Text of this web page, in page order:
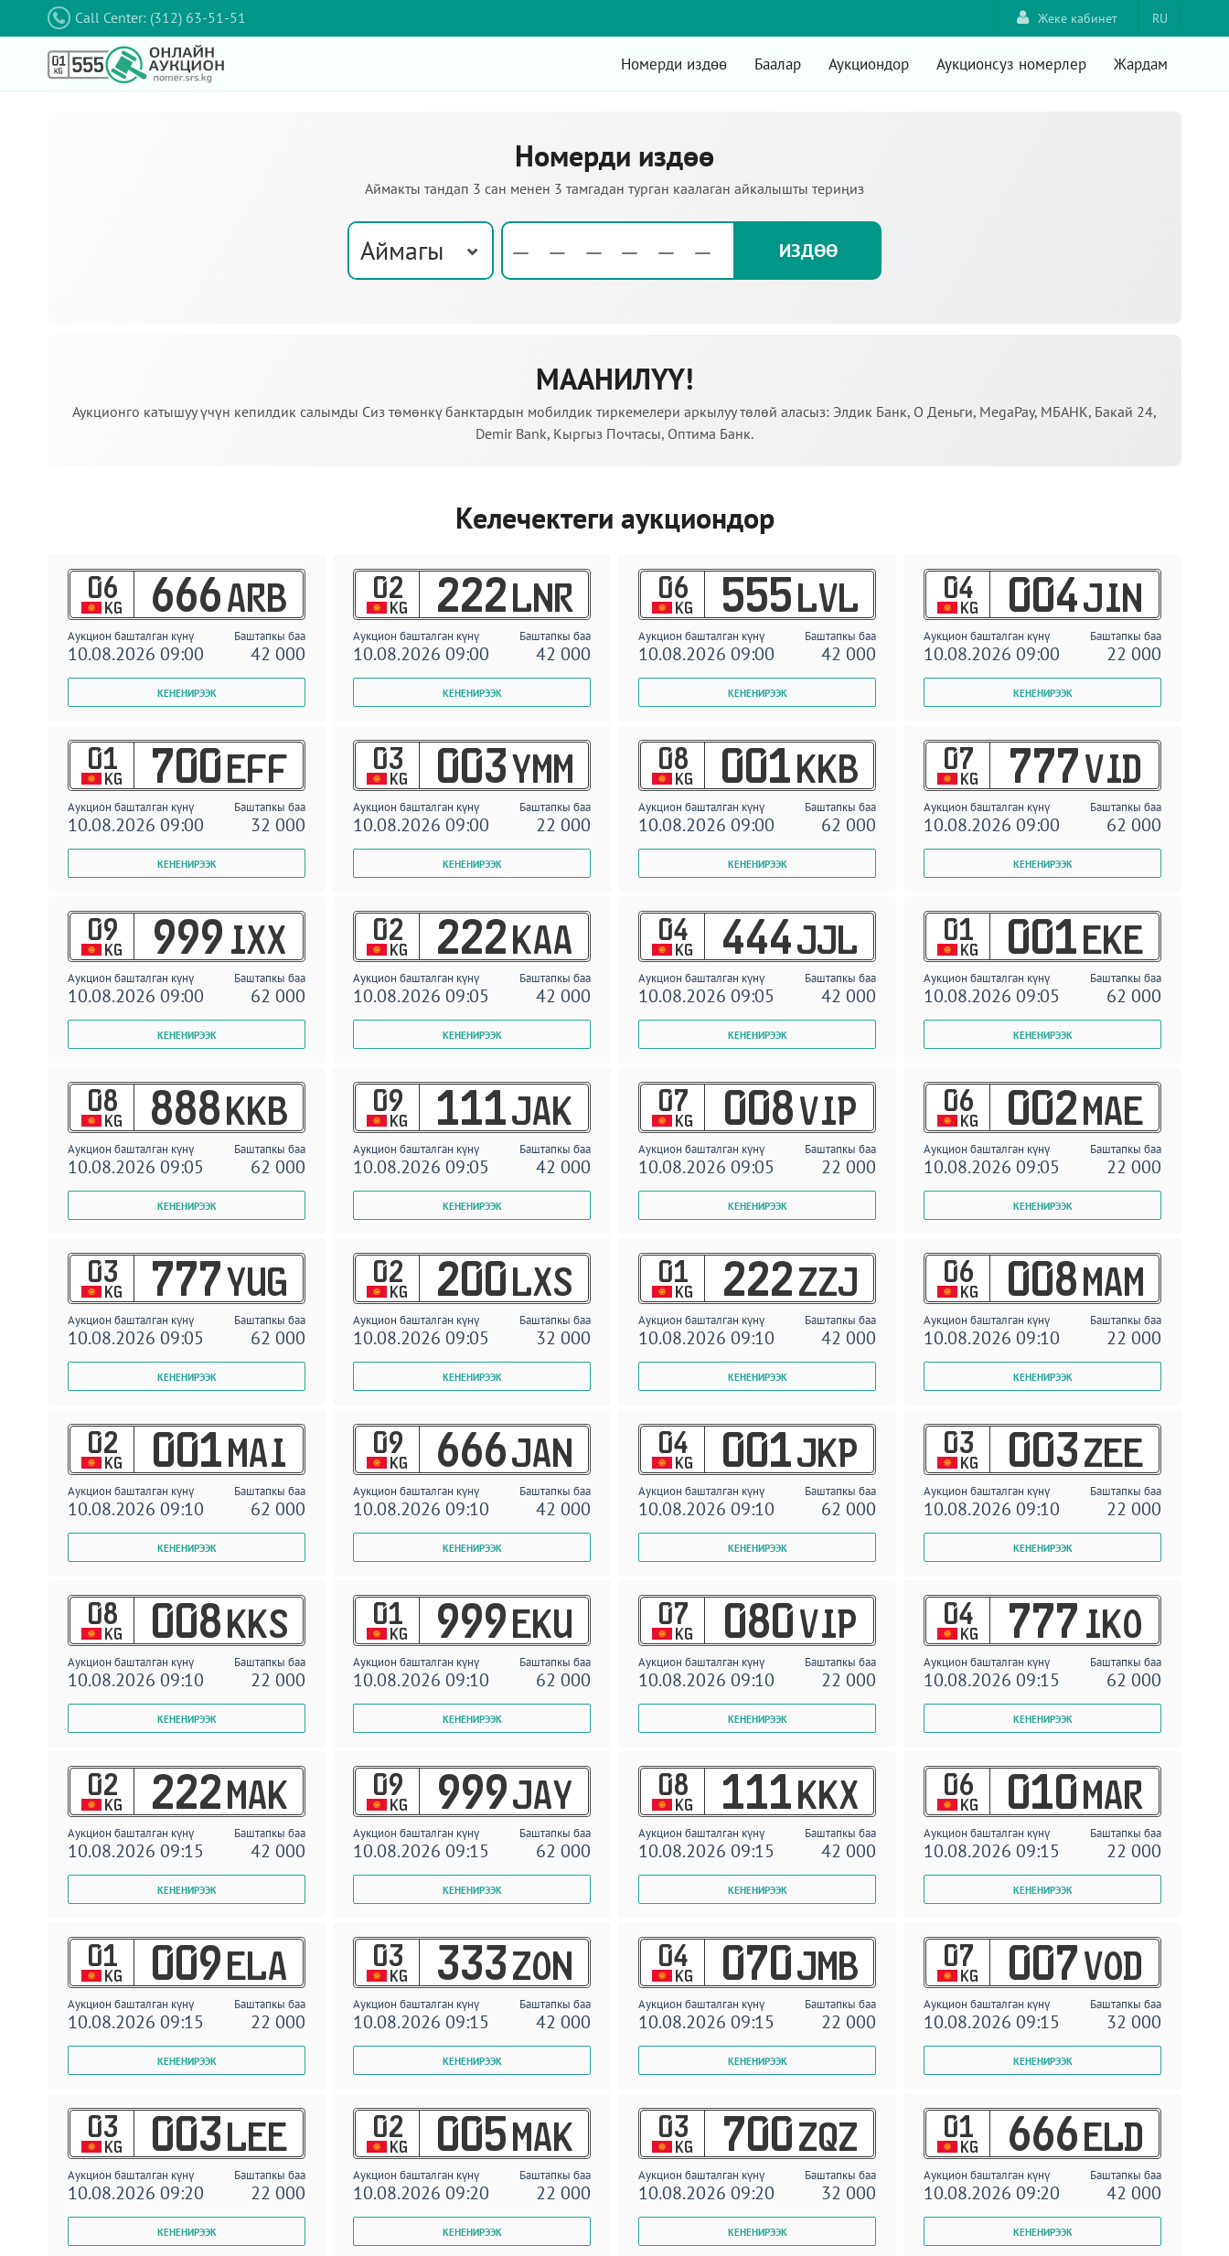
Call Center: (312) 63-51-51 RU
Жеке кабинет
Номерди издөө Баалар Аукциондор Аукционсуз номерлер Жардам
Номерди издөө
Аймакты тандап 3 сан менен 3 тамгадан турган каалаган айкалышты териңиз
Аймагы
МААНИЛҮҮ!
Аукционго катышуу үчүн кепилдик салымды Сиз төмөнкү банктардын мобилдик тиркемелери аркылуу төлөй аласыз: Элдик Банк, О Деньги, MegaPay, МБАНК, Бакай 24,
Demir Bank, Кыргыз Почтасы, Оптима Банк.
Келечектеги аукциондор
06
KG 666 ARB
Аукцион башталган күнү Баштапкы баа
10.08.2026 09:00 42 000
02
KG 222 LNR
Аукцион башталган күнү Баштапкы баа
10.08.2026 09:00 42 000
06
KG 555 LVL
Аукцион башталган күнү Баштапкы баа
10.08.2026 09:00 42 000
04
KG 004 JIN
Аукцион башталган күнү Баштапкы баа
10.08.2026 09:00 22 000
01
KG 700 EFF
Аукцион башталган күнү Баштапкы баа
10.08.2026 09:00 32 000
03
KG 003 YMM
Аукцион башталган күнү Баштапкы баа
10.08.2026 09:00 22 000
08
KG 001 KKB
Аукцион башталган күнү Баштапкы баа
10.08.2026 09:00 62 000
07
KG 777 VID
Аукцион башталган күнү Баштапкы баа
10.08.2026 09:00 62 000
09
KG 999 IXX
Аукцион башталган күнү Баштапкы баа
10.08.2026 09:00 62 000
02
KG 222 KAA
Аукцион башталган күнү Баштапкы баа
10.08.2026 09:05 42 000
04
KG 444 JJL
Аукцион башталган күнү Баштапкы баа
10.08.2026 09:05 42 000
01
KG 001 EKE
Аукцион башталган күнү Баштапкы баа
10.08.2026 09:05 62 000
08
KG 888 KKB
Аукцион башталган күнү Баштапкы баа
10.08.2026 09:05 62 000
09
KG 111 JAK
Аукцион башталган күнү Баштапкы баа
10.08.2026 09:05 42 000
07
KG 008 VIP
Аукцион башталган күнү Баштапкы баа
10.08.2026 09:05 22 000
06
KG 002 MAE
Аукцион башталган күнү Баштапкы баа
10.08.2026 09:05 22 000
03
KG 777 YUG
Аукцион башталган күнү Баштапкы баа
10.08.2026 09:05 62 000
02
KG 200 LXS
Аукцион башталган күнү Баштапкы баа
10.08.2026 09:05 32 000
01
KG 222 ZZJ
Аукцион башталган күнү Баштапкы баа
10.08.2026 09:10 42 000
06
KG 008 MAM
Аукцион башталган күнү Баштапкы баа
10.08.2026 09:10 22 000
02
KG 001 MAI
Аукцион башталган күнү Баштапкы баа
10.08.2026 09:10 62 000
09
KG 666 JAN
Аукцион башталган күнү Баштапкы баа
10.08.2026 09:10 42 000
04
KG 001 JKP
Аукцион башталган күнү Баштапкы баа
10.08.2026 09:10 62 000
03
KG 003 ZEE
Аукцион башталган күнү Баштапкы баа
10.08.2026 09:10 22 000
08
KG 008 KKS
Аукцион башталган күнү Баштапкы баа
10.08.2026 09:10 22 000
01
KG 999 EKU
Аукцион башталган күнү Баштапкы баа
10.08.2026 09:10 62 000
07
KG 080 VIP
Аукцион башталган күнү Баштапкы баа
10.08.2026 09:10 22 000
04
KG 777 IKO
Аукцион башталган күнү Баштапкы баа
10.08.2026 09:15 62 000
02
KG 222 MAK
Аукцион башталган күнү Баштапкы баа
10.08.2026 09:15 42 000
09
KG 999 JAY
Аукцион башталган күнү Баштапкы баа
10.08.2026 09:15 62 000
08
KG 111 KKX
Аукцион башталган күнү Баштапкы баа
10.08.2026 09:15 42 000
06
KG 010 MAR
Аукцион башталган күнү Баштапкы баа
10.08.2026 09:15 22 000
01
KG 009 ELA
Аукцион башталган күнү Баштапкы баа
10.08.2026 09:15 22 000
03
KG 333 ZON
Аукцион башталган күнү Баштапкы баа
10.08.2026 09:15 42 000
04
KG 070 JMB
Аукцион башталган күнү Баштапкы баа
10.08.2026 09:15 22 000
07
KG 007 VOD
Аукцион башталган күнү Баштапкы баа
10.08.2026 09:15 32 000
03
KG 003 LEE
Аукцион башталган күнү Баштапкы баа
10.08.2026 09:20 22 000
02
KG 005 MAK
Аукцион башталган күнү Баштапкы баа
10.08.2026 09:20 22 000
03
KG 700 ZQZ
Аукцион башталган күнү Баштапкы баа
10.08.2026 09:20 32 000
01
KG 666 ELD
Аукцион башталган күнү Баштапкы баа
10.08.2026 09:20 42 000